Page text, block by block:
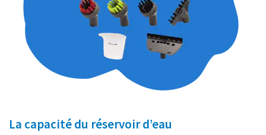
La capacité du réservoir d’eau